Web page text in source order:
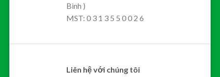
Bình )
MST: 0 3 1 3 5 5 0 0 2 6
Liên hệ với chúng tôi